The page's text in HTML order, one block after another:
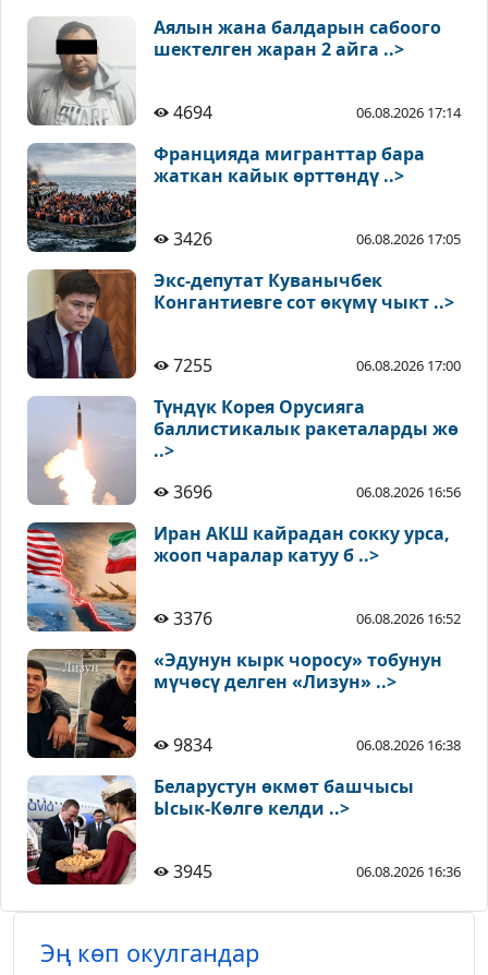
Аялын жана балдарын сабоого
шектелген жаран 2 айга ..>
4694 06.08.2026 17:14
Францияда мигранттар бара
жаткан кайык өрттөндү ..>
3426 06.08.2026 17:05
Экс-депутат Куванычбек
Конгантиевге сот өкүмү чыкт ..>
7255 06.08.2026 17:00
Түндүк Корея Орусияга
баллистикалык ракеталарды жө
..>
3696
06.08.2026 16:56
Иран АКШ кайрадан сокку урса,
жооп чаралар катуу б ..>
3376 06.08.2026 16:52
«Эдунун кырк чоросу» тобунун
мүчөсү делген «Лизун» ..>
9834 06.08.2026 16:38
Беларустун өкмөт башчысы
Ысык-Көлгө келди ..>
3945 06.08.2026 16:36
Эң көп окулгандар